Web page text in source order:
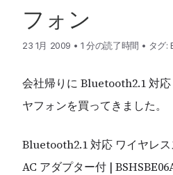
フォン
23 1月 2009 • 1 分の読了時間 • タグ:
会社帰りに Bluetooth2.1 対
ヤフォンを買ってきました。
Bluetooth2.1 対応 ワイヤレ
AC アダプター付 |